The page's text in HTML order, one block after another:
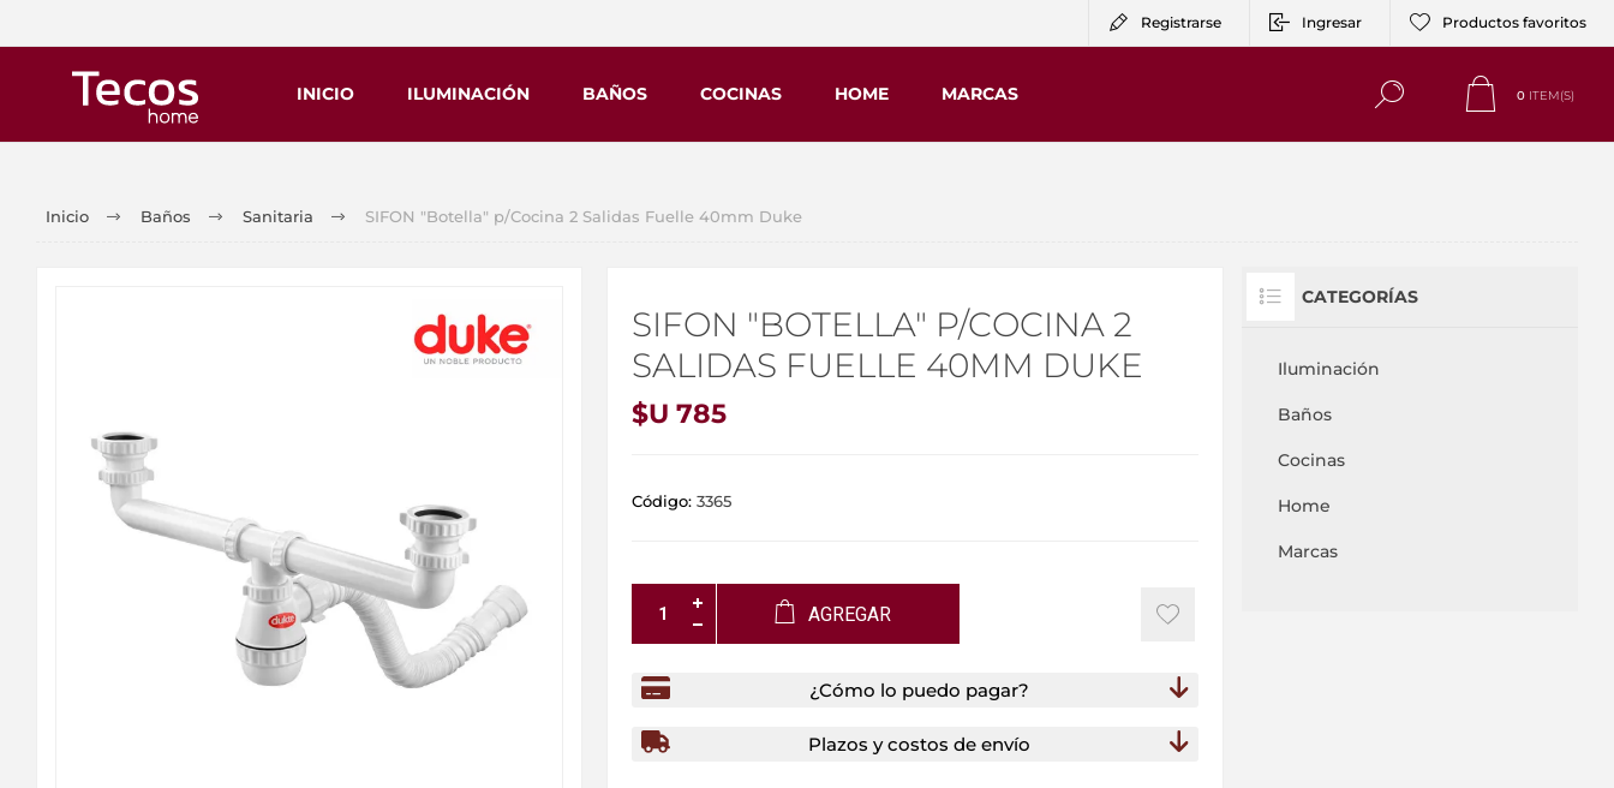
Registrarse Ingresar Productos favoritos
INICIO ILUMINACIÓN BAÑOS COCINAS HOME MARCAS 0 ITEM(S)
Inicio Baños Sanitaria SIFON "Botella" p/Cocina 2 Salidas Fuelle 40mm Duke
SIFON "BOTELLA" P/COCINA 2
SALIDAS FUELLE 40MM DUKE
$U 785
Código: 3365
AGREGAR
¿Cómo lo puedo pagar?
Plazos y costos de envío
CATEGORÍAS
Iluminación
Baños
Cocinas
Home
Marcas